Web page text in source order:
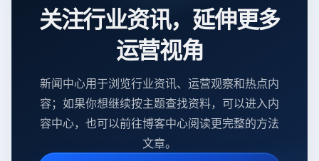
关注行业资讯，延伸更多
运营视角
新闻中心用于浏览行业资讯、运营观察和热点内
容；如果你想继续按主题查找资料，可以进入内
容中心，也可以前往博客中心阅读更完整的方法
文章。